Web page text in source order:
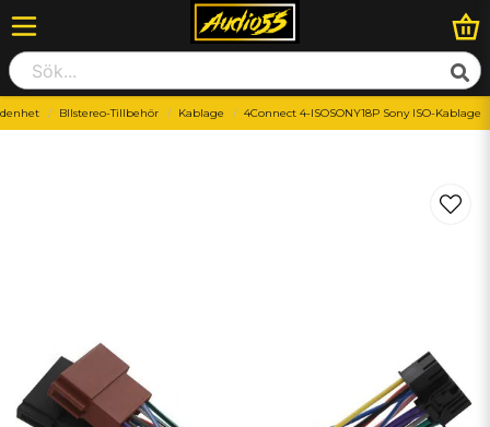
BIlstereo-Tillbehör Kablage 4Connect 4-ISOSONY18P Sony ISO-Kablage